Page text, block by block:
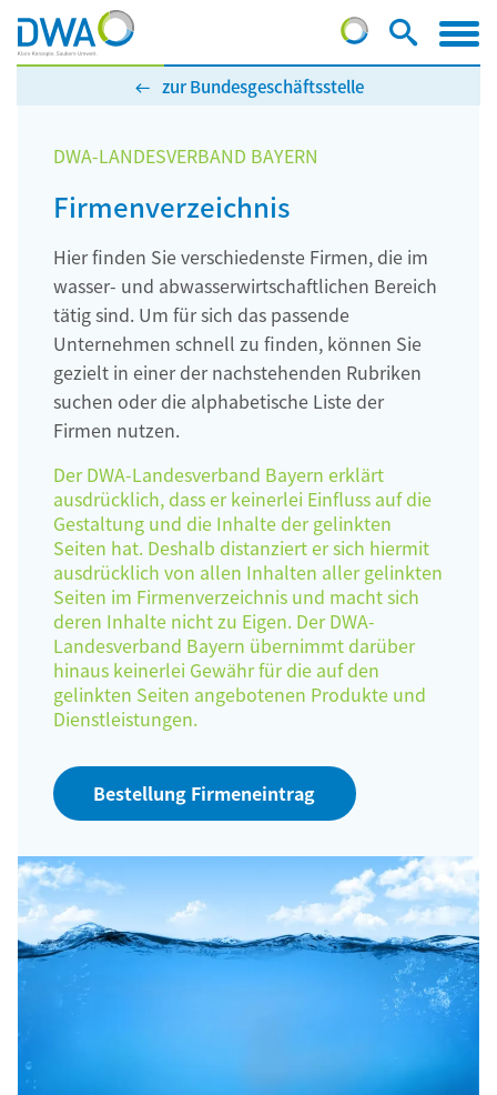
zur Bundesgeschäftsstelle
DWA-LANDESVERBAND BAYERN
Firmenverzeichnis
Hier finden Sie verschiedenste Firmen, die im
wasser- und abwasserwirtschaftlichen Bereich
tätig sind. Um für sich das passende
Unternehmen schnell zu finden, können Sie
gezielt in einer der nachstehenden Rubriken
suchen oder die alphabetische Liste der
Firmen nutzen.
Der DWA-Landesverband Bayern erklärt
ausdrücklich, dass er keinerlei Einfluss auf die
Gestaltung und die Inhalte der gelinkten
Seiten hat. Deshalb distanziert er sich hiermit
ausdrücklich von allen Inhalten aller gelinkten
Seiten im Firmenverzeichnis und macht sich
deren Inhalte nicht zu Eigen. Der DWA-
Landesverband Bayern übernimmt darüber
hinaus keinerlei Gewähr für die auf den
gelinkten Seiten angebotenen Produkte und
Dienstleistungen.
Bestellung Firmeneintrag